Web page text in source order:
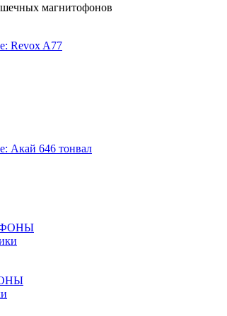
магнитофонов
Revox A77
Акай 646 тонвал